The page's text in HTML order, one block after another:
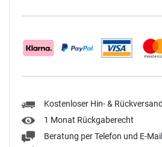
Kostenloser Hin- &
1 Monat Rückgaberecht
Beratung per Telefon und E-Mail